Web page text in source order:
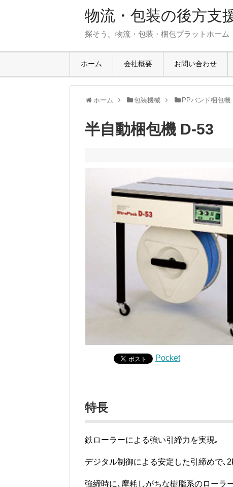
物流・包装の後方支
探そう。物流・包装・梱包プラットホーム
ホーム 会社概要 お問い合わせ
ホーム 包装機械 PPバンド梱包機
半自動梱包機 D-53
Pocket
特長
鉄ローラーによる強い引締力を実現｡
デジタル制御による安定した引締めで､
強締時に､摩耗しがちな樹脂系のローラ